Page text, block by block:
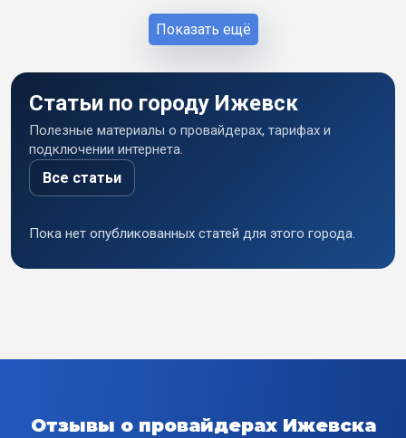
Показать ещё
Статьи по городу Ижевск
Полезные материалы о провайдерах, тарифах и
подключении интернета.
Все статьи
Пока нет опубликованных статей для этого города.
Отзывы о провайдерах Ижевска